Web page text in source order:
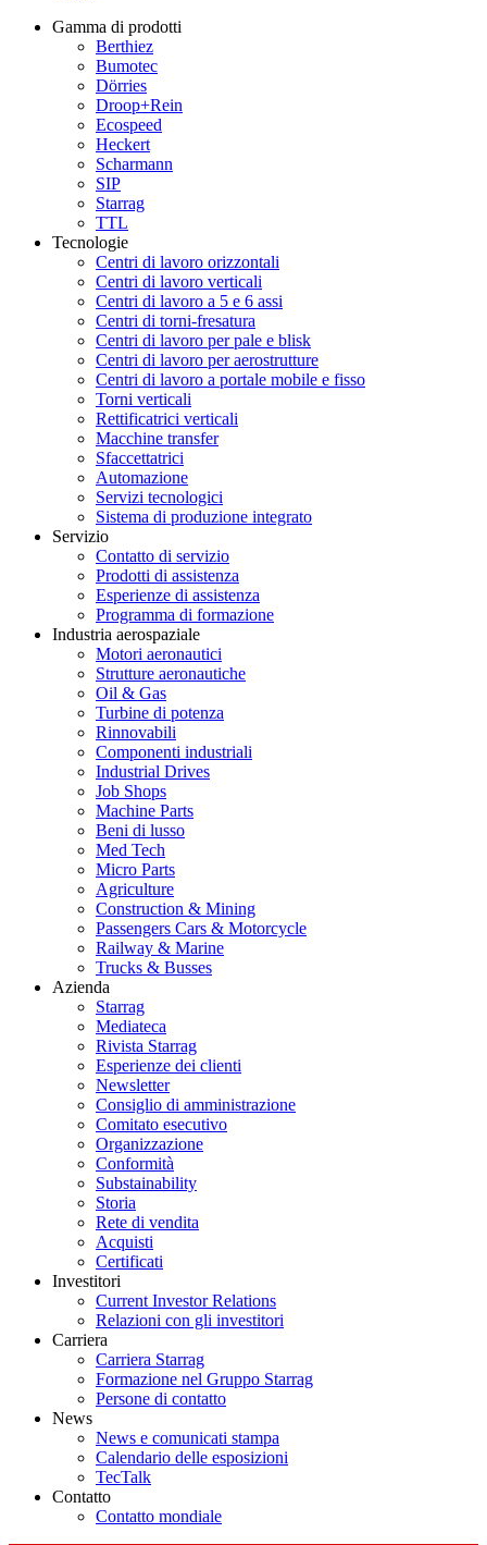
Gamma di prodotti
Berthiez
Bumotec
Dörries
Droop+Rein
Ecospeed
Heckert
Scharmann
SIP
Starrag
TTL
Tecnologie
Centri di lavoro orizzontali
Centri di lavoro verticali
Centri di lavoro a 5 e 6 assi
Centri di torni-fresatura
Centri di lavoro per pale e blisk
Centri di lavoro per aerostrutture
Centri di lavoro a portale mobile e fisso
Torni verticali
Rettificatrici verticali
Macchine transfer
Sfaccettatrici
Automazione
Servizi tecnologici
Sistema di produzione integrato
Servizio
Contatto di servizio
Prodotti di assistenza
Esperienze di assistenza
Programma di formazione
Industria aerospaziale
Motori aeronautici
Strutture aeronautiche
Oil & Gas
Turbine di potenza
Rinnovabili
Componenti industriali
Industrial Drives
Job Shops
Machine Parts
Beni di lusso
Med Tech
Micro Parts
Agriculture
Construction & Mining
Passengers Cars & Motorcycle
Railway & Marine
Trucks & Busses
Azienda
Starrag
Mediateca
Rivista Starrag
Esperienze dei clienti
Newsletter
Consiglio di amministrazione
Comitato esecutivo
Organizzazione
Conformità
Substainability
Storia
Rete di vendita
Acquisti
Certificati
Investitori
Current Investor Relations
Relazioni con gli investitori
Carriera
Carriera Starrag
Formazione nel Gruppo Starrag
Persone di contatto
News
News e comunicati stampa
Calendario delle esposizioni
TecTalk
Contatto
Contatto mondiale